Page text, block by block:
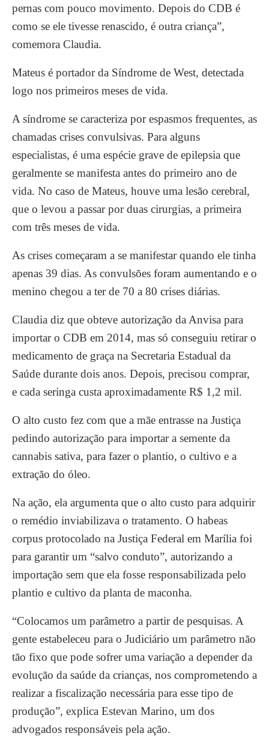
pernas com pouco movimento. Depois do CDB é
como se ele tivesse renascido, é outra criança”,
comemora Claudia.
Mateus é portador da Síndrome de West, detectada
logo nos primeiros meses de vida.
A síndrome se caracteriza por espasmos frequentes, as
chamadas crises convulsivas. Para alguns
especialistas, é uma espécie grave de epilepsia que
geralmente se manifesta antes do primeiro ano de
vida. No caso de Mateus, houve uma lesão cerebral,
que o levou a passar por duas cirurgias, a primeira
com três meses de vida.
As crises começaram a se manifestar quando ele tinha
apenas 39 dias. As convulsões foram aumentando e o
menino chegou a ter de 70 a 80 crises diárias.
Claudia diz que obteve autorização da Anvisa para
importar o CDB em 2014, mas só conseguiu retirar o
medicamento de graça na Secretaria Estadual da
Saúde durante dois anos. Depois, precisou comprar,
e cada seringa custa aproximadamente R$ 1,2 mil.
O alto custo fez com que a mãe entrasse na Justiça
pedindo autorização para importar a semente da
cannabis sativa, para fazer o plantio, o cultivo e a
extração do óleo.
Na ação, ela argumenta que o alto custo para adquirir
o remédio inviabilizava o tratamento. O habeas
corpus protocolado na Justiça Federal em Marília foi
para garantir um “salvo conduto”, autorizando a
importação sem que ela fosse responsabilizada pelo
plantio e cultivo da planta de maconha.
“Colocamos um parâmetro a partir de pesquisas. A
gente estabeleceu para o Judiciário um parâmetro não
tão fixo que pode sofrer uma variação a depender da
evolução da saúde da crianças, nos comprometendo a
realizar a fiscalização necessária para esse tipo de
produção”, explica Estevan Marino, um dos
advogados responsáveis pela ação.